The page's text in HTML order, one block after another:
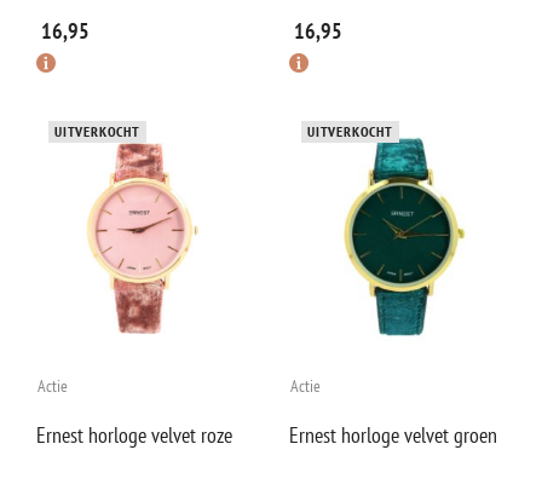
16,95
16,95
UITVERKOCHT
Actie
Ernest horloge velvet roze
UITVERKOCHT
Actie
Ernest horloge velvet groen